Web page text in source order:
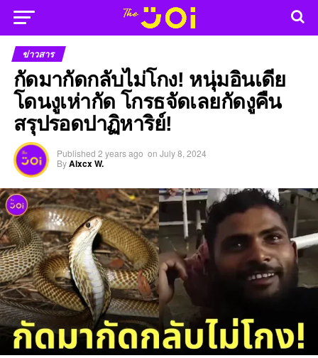
ข่าวสาร
กัดมากัดกลับไม่โกง! หนุ่มอินเดีย
โดนงูเห่ากัด โกรธจัดเลยกัดงูคืน
สรุปรอดปาฏิหาริย์!
Published 2 years ago on July 8, 2024
ByAlxcx W.